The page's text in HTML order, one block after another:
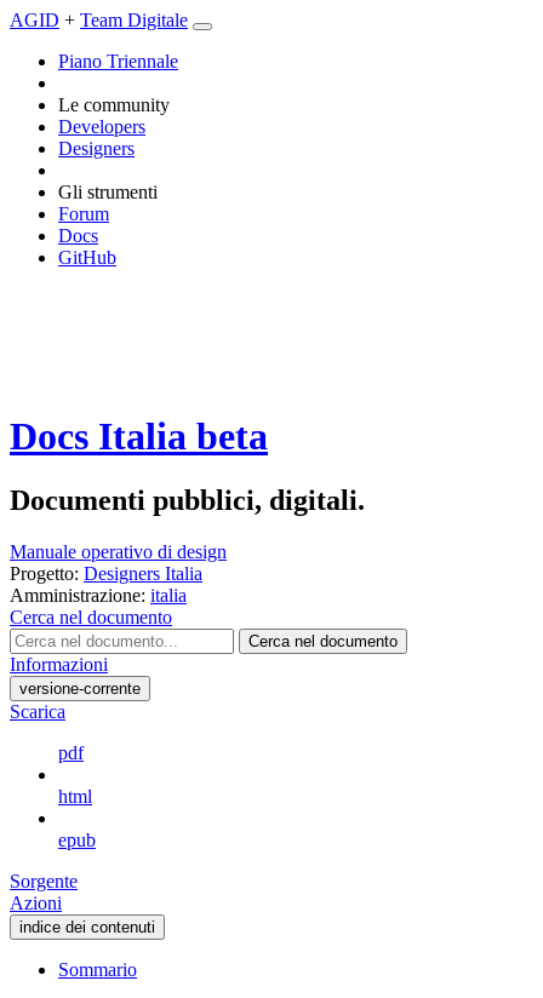
AGID + Team Digitale
Piano Triennale
Le community
Developers
Designers
Gli strumenti
Forum
Docs
GitHub
Docs Italia beta
Documenti pubblici, digitali.
Manuale operativo di design
Progetto: Designers Italia
Amministrazione: italia
Cerca nel documento
Cerca nel documento
Informazioni
versione-corrente
Scarica
pdf
html
epub
Sorgente
Azioni
indice dei contenuti
Sommario